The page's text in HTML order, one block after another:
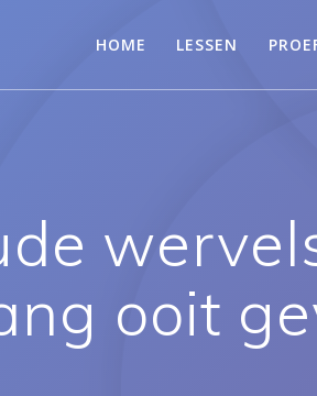
HOME LESSEN
ooit